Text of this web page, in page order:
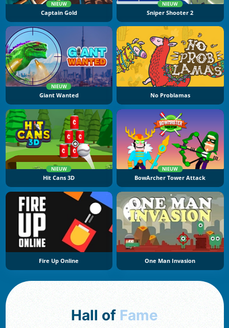
NIEUW
Captain Gold
NIEUW
Sniper Shooter 2
NIEUW
Giant Wanted No Problamas
NIEUW
Hit Cans 3D
NIEUW
BowArcher Tower Attack
Fire Up Online One Man Invasion
Hall of Fame